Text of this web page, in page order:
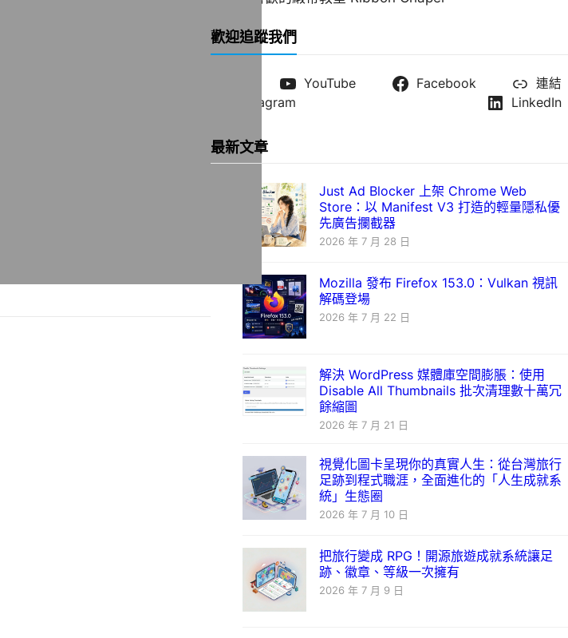
歡迎追蹤我們
YouTube Facebook
連結
Instagram
LinkedIn
最新文章
Just Ad Blocker 上架 Chrome Web
Store：以 Manifest V3 打造的輕量隱私優
先廣告攔截器
2026 年 7 月 28 日
Mozilla 發布 Firefox 153.0：Vulkan 視訊
解碼登場
2026 年 7 月 22 日
解決 WordPress 媒體庫空間膨脹：使用
Disable All Thumbnails 批次清理數十萬冗
餘縮圖
2026 年 7 月 21 日
視覺化圖卡呈現你的真實人生：從台灣旅行
足跡到程式職涯，全面進化的「人生成就系
統」生態圈
2026 年 7 月 10 日
把旅行變成 RPG！開源旅遊成就系統讓足
跡、徽章、等級一次擁有
2026 年 7 月 9 日